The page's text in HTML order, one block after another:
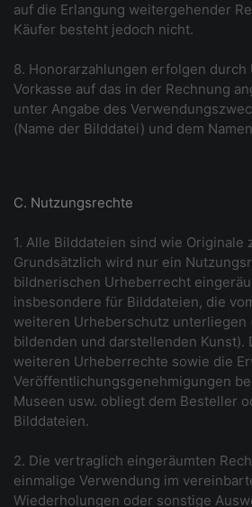
auf die Erlangung weitergehender
Käufer besteht jedoch nicht.
8. Honorarzahlungen erfolgen durch
Vorkasse auf das in der Rechnung
unter Angabe des
(Name der Bilddatei) und dem
C. Nutzungsrechte
1. Alle Bilddateien sind wie Originale
Grundsätzlich wird nur ein
bildnerischen Urheberrecht
insbesondere für Bilddateien, die
weiteren Urheberschutz unterliegen
bildenden und darstellenden Kunst).
weiteren Urheberrechte sowie die
Veröffentlichungsgenehmigungen
Museen usw. obliegt dem Besteller
Bilddateien.
2. Die vertraglich eingeräumten
einmalige Verwendung im
Wiederholungen oder sonstige